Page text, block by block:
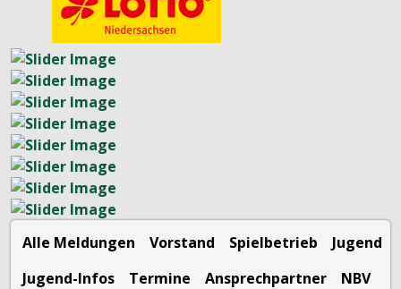
Alle Meldungen Vorstand Spielbetrieb
Jugend
Jugend-Infos
Termine Ansprechpartner
NBV